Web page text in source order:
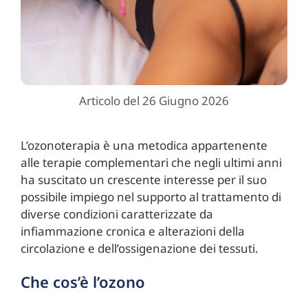
Articolo del 26 Giugno 2026
L’ozonoterapia è una metodica appartenente
alle terapie complementari che negli ultimi anni
ha suscitato un crescente interesse per il suo
possibile impiego nel supporto al trattamento di
diverse condizioni caratterizzate da
infiammazione cronica e alterazioni della
circolazione e dell’ossigenazione dei tessuti.
Che cos’è l’ozono